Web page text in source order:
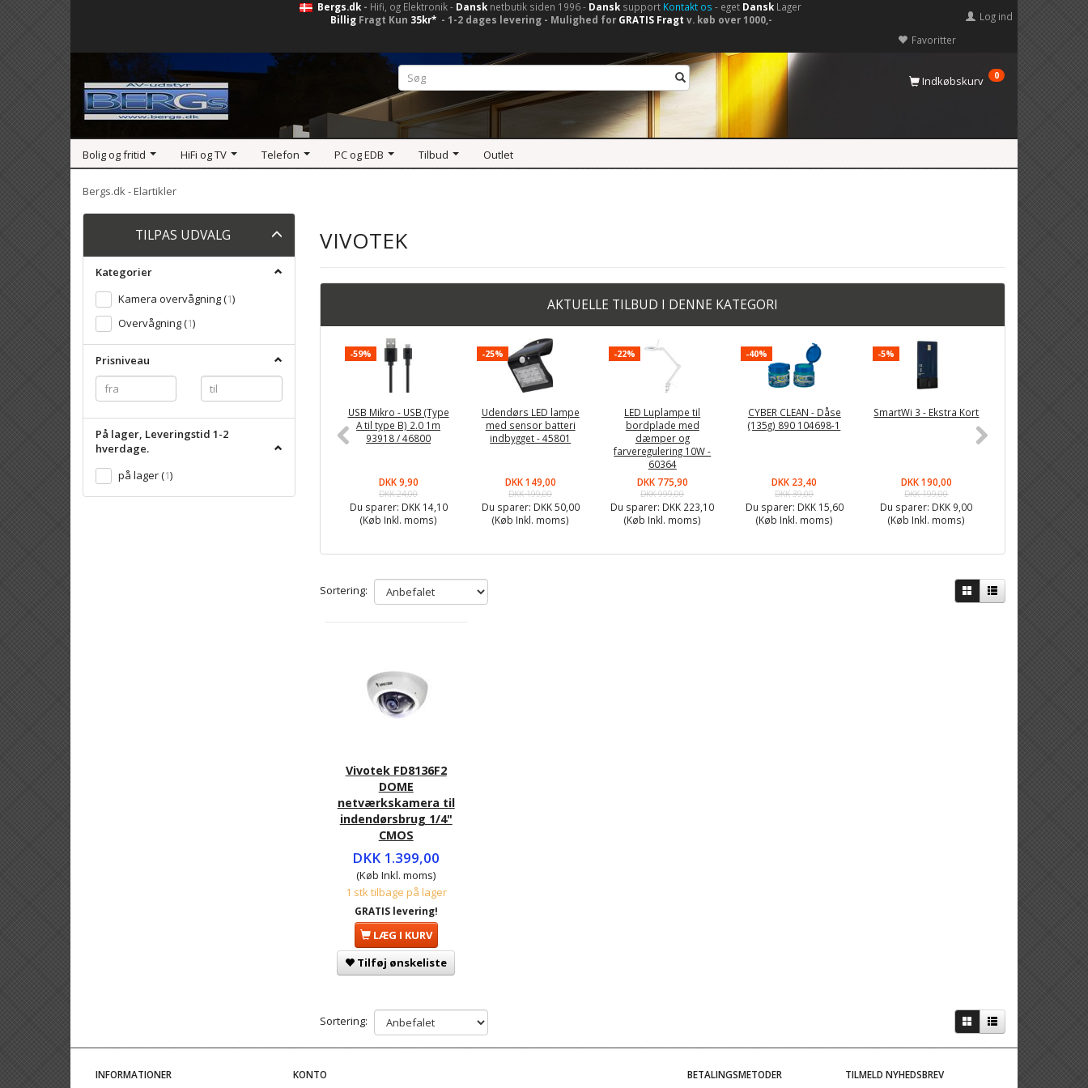
Bergs.dk- Hifi, og Elektronik - Dansknetbutik siden 1996 - Dansksupport Kontakt os - eget DanskLager
Billig Fragt Kun 35kr* - 1-2 dages levering - Mulighed for GRATIS Fragt v. køb over 1000,-
Favoritter
Log ind
Indkøbskurv 0
Bolig og fritid HiFi og TV Telefon PC og EDB Tilbud Outlet
Bergs.dk - Elartikler
TILPAS UDVALG
Skifte
Kategorier
Kamera overvågning(1)
Overvågning(1)
Prisniveau
På lager, Leveringstid 1-2
hverdage.
på lager(1)
VIVOTEK
AKTUELLE TILBUD I DENNE KATEGORI
-59%
USB Mikro - USB (Type
A til type B) 2.0 1m
93918 / 46800
DKK 9,90
DKK 24,00
Du sparer: DKK 14,10
(Køb Inkl. moms)
-25%
Udendørs LED lampe
med sensor batteri
indbygget - 45801
DKK 149,00
DKK 199,00
Du sparer: DKK 50,00
(Køb Inkl. moms)
-22%
LED Luplampe til
bordplade med
dæmper og
farveregulering 10W -
60364
DKK 775,90
DKK 999,00
Du sparer: DKK 223,10
(Køb Inkl. moms)
-40%
CYBER CLEAN - Dåse
(135g) 890 104698-1
DKK 23,40
DKK 39,00
Du sparer: DKK 15,60
(Køb Inkl. moms)
-5%
SmartWi 3 - Ekstra Kort
DKK 190,00
DKK 199,00
Du sparer: DKK 9,00
(Køb Inkl. moms)
Sortering:
Vivotek FD8136F2
DOME
netværkskamera til
indendørsbrug 1/4"
CMOS
DKK 1.399,00
(Køb Inkl. moms)
1 stk tilbage på lager
GRATIS levering!
LÆG I KURV
Tilføj ønskeliste
Sortering:
INFORMATIONER KONTO BETALINGSMETODER TILMELD NYHEDSBREV